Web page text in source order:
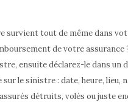
survient tout de même dans
de votre
ensuite déclarez-le dans un
le sinistre : date, heure,
détruits, volés ou juste